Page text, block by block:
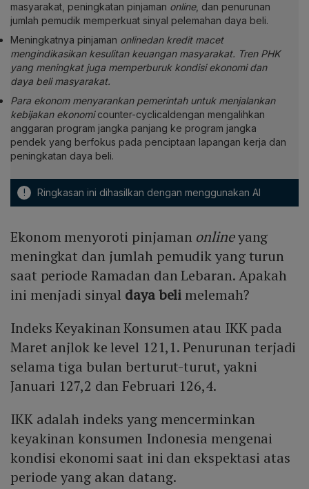
masyarakat, peningkatan pinjaman online, dan penurunan
jumlah pemudik memperkuat sinyal pelemahan daya beli.
Meningkatnya pinjaman onlinedan kredit macet
mengindikasikan kesulitan keuangan masyarakat. Tren PHK
yang meningkat juga memperburuk kondisi ekonomi dan
daya beli masyarakat.
Para ekonom menyarankan pemerintah untuk menjalankan
kebijakan ekonomicounter-cyclicaldengan mengalihkan
anggaran program jangka panjang ke program jangka
pendek yang berfokus pada penciptaan lapangan kerja dan
peningkatan daya beli.
! Ringkasan ini dihasilkan dengan menggunakan AI
Ekonom menyoroti pinjaman onlineyang
meningkat dan jumlah pemudik yang turun
saat periode Ramadan dan Lebaran. Apakah
ini menjadi sinyal daya beli melemah?
Indeks Keyakinan Konsumen atau IKK pada
Maret anjlok ke level 121,1. Penurunan terjadi
selama tiga bulan berturut-turut, yakni
Januari 127,2 dan Februari 126,4.
IKK adalah indeks yang mencerminkan
keyakinan konsumen Indonesia mengenai
kondisi ekonomi saat ini dan ekspektasi atas
periode yang akan datang.